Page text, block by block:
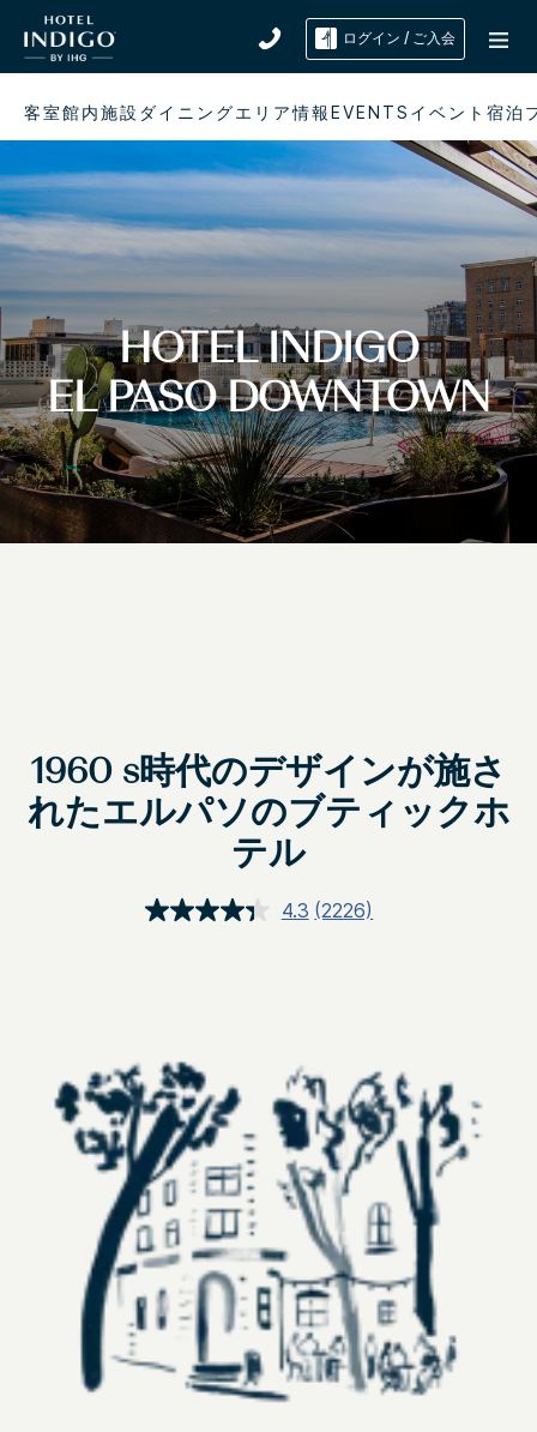
ログイン / ご入会
客室館内施設 ダイニングエリア情報EVENTSイベント 宿泊
HOTEL INDIGO
EL PASO DOWNTOWN
1960 s時代のデザインが施さ
れたエルパソのブティックホ
テル
4.3 レ
じ
ペ
ー
ジ
の
リ
ン
ク。
(2226)